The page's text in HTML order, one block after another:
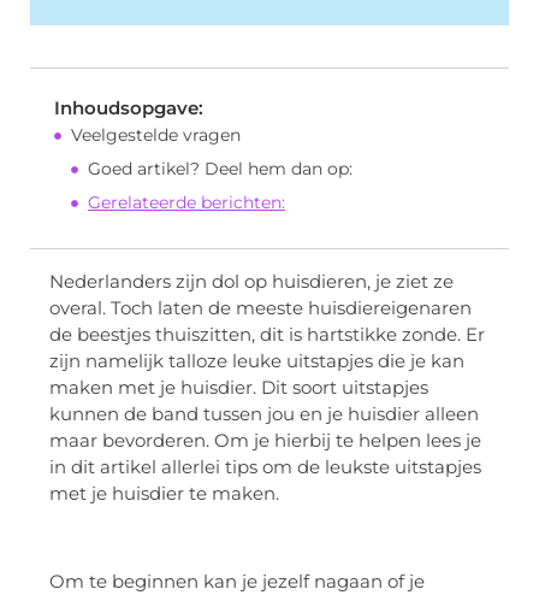
Inhoudsopgave:
Veelgestelde vragen
Goed artikel? Deel hem dan op:
Gerelateerde berichten:
Nederlanders zijn dol op huisdieren, je ziet ze
overal. Toch laten de meeste huisdiereigenaren
de beestjes thuiszitten, dit is hartstikke zonde. Er
zijn namelijk talloze leuke uitstapjes die je kan
maken met je huisdier. Dit soort uitstapjes
kunnen de band tussen jou en je huisdier alleen
maar bevorderen. Om je hierbij te helpen lees je
in dit artikel allerlei tips om de leukste uitstapjes
met je huisdier te maken.
Om te beginnen kan je jezelf nagaan of je